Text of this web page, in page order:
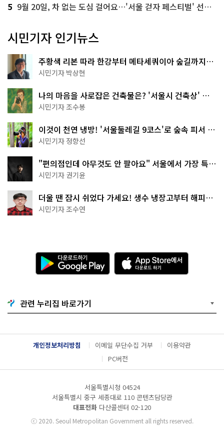
5 9월 20일, 차 없는 도심 걸어요…'서울 걷자 페스티벌' 선착순 5천명
시민기자 인기뉴스
주황색 리본 따라 한강부터 메타세쿼이아 숲길까지…
서울둘레길 15코스
시민기자 박상현
나의 마음을 사로잡은 건축물은? '서울시 건축상' 수
상작 공개!
시민기자 조수봉
이것이 천연 냉방! '서울둘레길 9코스'로 숲속 피서 떠
나볼까
시민기자 정향선
"편의점인데 아무것도 안 팔아요" 서울에서 가장 특별
한 편의점의 정체
시민기자 권기윤
더울 땐 잠시 쉬었다 가세요! 생수 냉장고부터 해피소
·무더위쉼터까지
시민기자 조수연
다
운
로
기
G
o
g
l
e
l
A
p
p
e
서
다
운
드
관련 누리집 바로가기
개인정보처리방침 이메일 무단수집 거부
이용약관
PC버전
서울특별시청 04524
서울특별시 중구 세종대로 110 콘텐츠담당관
대표전화 다산콜센터 02-120
ⓒ2020. Seoul Metropolitan Government all rights reserved.